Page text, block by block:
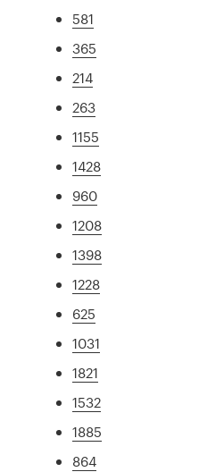
581
365
214
263
1155
1428
960
1208
1398
1228
625
1031
1821
1532
1885
864